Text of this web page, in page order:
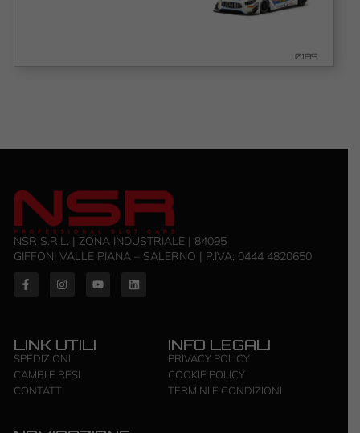
0189
NSR S.R.L. | ZONA INDUSTRIALE | 84095
GIFFONI VALLE PIANA – SALERNO | P.IVA: ‭0444 4820650‬
LINK UTILI
SPEDIZIONI
CAMBI E RESI
CONTATTI
INFO LEGALI
PRIVACY POLICY
COOKIE POLICY
TERMINI E CONDIZIONI